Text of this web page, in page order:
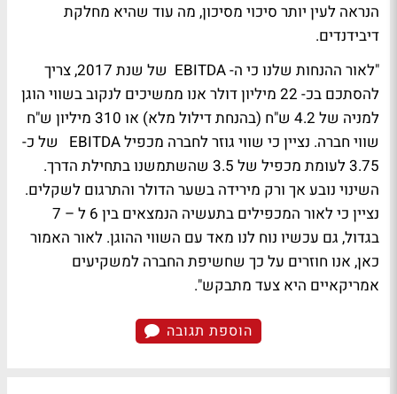
הנראה לעין יותר סיכוי מסיכון, מה עוד שהיא מחלקת
דיבידנדים.
"לאור ההנחות שלנו כי ה- EBITDA של שנת 2017, צריך
להסתכם בכ- 22 מיליון דולר אנו ממשיכים לנקוב בשווי הוגן
למניה של 4.2 ש"ח (בהנחת דילול מלא) או 310 מיליון ש"ח
שווי חברה. נציין כי שווי גוזר לחברה מכפיל EBITDA של כ-
3.75 לעומת מכפיל של 3.5 שהשתמשנו בתחילת הדרך.
השינוי נובע אך ורק מירידה בשער הדולר והתרגום לשקלים.
נציין כי לאור המכפילים בתעשיה הנמצאים בין 6 ל – 7
בגדול, גם עכשיו נוח לנו מאד עם השווי ההוגן. לאור האמור
כאן, אנו חוזרים על כך שחשיפת החברה למשקיעים
אמריקאיים היא צעד מתבקש".
הוספת תגובה